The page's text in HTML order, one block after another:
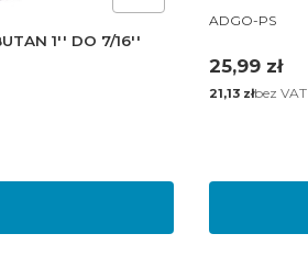
1'' DO 7/16''
PRODUCENT
ADGO-PS
Cena
25,99 zł
Cena
21,13 złbez VAT